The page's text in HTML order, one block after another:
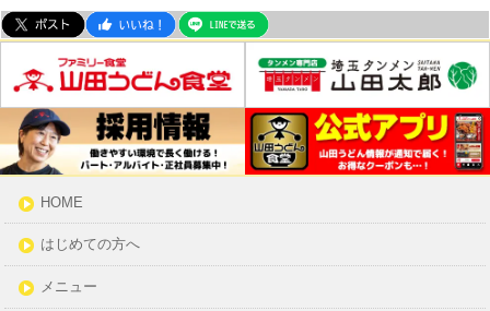
HOME
はじめての方へ
メニュー